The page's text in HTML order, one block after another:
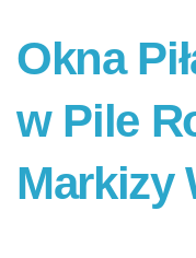
Okna
w Pile
Markizy